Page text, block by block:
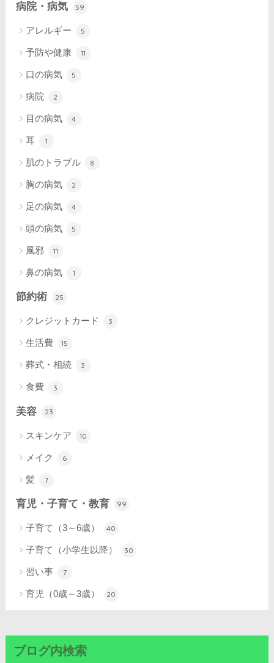
病院・病気 59
アレルギー 5
予防や健康 11
口の病気 5
病院 2
目の病気 4
耳 1
肌のトラブル 8
胸の病気 2
足の病気 4
頭の病気 5
風邪 11
鼻の病気 1
節約術 25
クレジットカード 3
生活費 15
葬式・相続 3
食費 3
美容 23
スキンケア 10
メイク 6
髪 7
育児・子育て・教育 99
子育て（3～6歳） 40
子育て（小学生以降） 30
習い事 7
育児（0歳～3歳） 20
ブログ内検索